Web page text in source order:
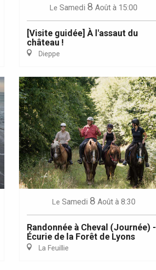
Le Samedi 8 Août à 15:00
[Visite guidée] À l'assaut du
château !
Dieppe
Le Samedi 8 Août à 8:30
Randonnée à Cheval (Journée) -
Écurie de la Forêt de Lyons
La Feuillie